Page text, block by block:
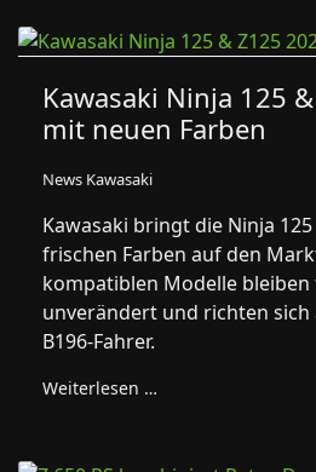
Kawasaki Ninja 125
mit neuen Farben
News Kawasaki
Kawasaki bringt die Ninja
frischen Farben auf den
kompatiblen Modelle bleiben
unverändert und richten sich
B196-Fahrer.
Weiterlesen …